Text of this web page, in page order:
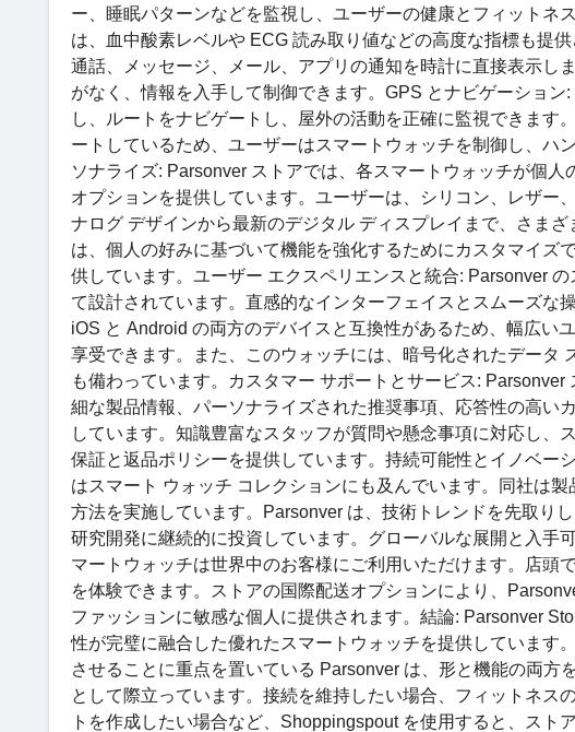
ー、睡眠パターンなどを監視し、ユーザーの健康とフィットネ
は、血中酸素レベルや ECG 読み取り値などの高度な指標も提
通話、メッセージ、メール、アプリの通知を時計に直接表示し
がなく、情報を入手して制御できます。GPS とナビゲーショ
し、ルートをナビゲートし、屋外の活動を正確に監視できます
ートしているため、ユーザーはスマートウォッチを制御し、ハ
ソナライズ: Parsonver ストアでは、各スマートウォッチが個
オプションを提供しています。ユーザーは、シリコン、レザー
ナログ デザインから最新のデジタル ディスプレイまで、さま
は、個人の好みに基づいて機能を強化するためにカスタマイズ
供しています。ユーザー エクスペリエンスと統合: Parsonver
て設計されています。直感的なインターフェイスとスムーズな
iOS と Android の両方のデバイスと互換性があるため、幅広い
享受できます。また、このウォッチには、暗号化されたデータ
も備わっています。カスタマー サポートとサービス:
細な製品情報、パーソナライズされた推奨事項、応答性の高い
しています。知識豊富なスタッフが質問や懸念事項に対応し
保証と返品ポリシーを提供しています。持続可能性とイノベー
はスマート ウォッチ コレクションにも及んでいます。同社は
方法を実​​施しています。Parsonver は、技術トレンドを先取り
研究開発に継続的に投資しています。グローバルな展開と入手
マートウォッチは世界中のお客様にご利用いただけます。店頭
を体験できます。ストアの国際配送オプションにより、
ファッションに敏感な個人に提供されます。結論: Parsonver
性が完璧に融合した優れたスマートウォッチを提供しています
させることに重点を置いている Parsonver は、形と機能の両
として際立っています。接続を維持したい場合、フィットネス
トを作成したい場合など、Shoppingspout を使用すると、スト